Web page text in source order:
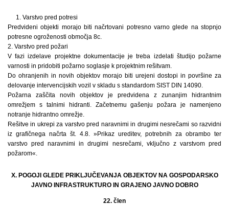
1. Varstvo pred potresi
Predvideni objekti morajo biti načrtovani potresno varno glede na stopnjo
potresne ogroženosti območja 8c.
2. Varstvo pred požari
V fazi izdelave projektne dokumentacije je treba izdelati študijo požarne
varnosti in pridobiti požarno soglasje k projektnim rešitvam.
Do ohranjenih in novih objektov morajo biti urejeni dostopi in površine za
delovanje intervencijskih vozil v skladu s standardom SIST DIN 14090.
Požarna zaščita novih objektov je predvidena z zunanjim hidrantnim
omrežjem s talnimi hidranti. Začetnemu gašenju požara je namenjeno
notranje hidrantno omrežje.
Rešitve in ukrepi za varstvo pred naravnimi in drugimi nesrečami so razvidni
iz grafičnega načrta št. 4.8. »Prikaz ureditev, potrebnih za obrambo ter
varstvo pred naravnimi in drugimi nesrečami, vključno z varstvom pred
požarom«.
X. POGOJI GLEDE PRIKLJUČEVANJA OBJEKTOV NA GOSPODARSKO
JAVNO INFRASTRUKTURO IN GRAJENO JAVNO DOBRO
22. člen